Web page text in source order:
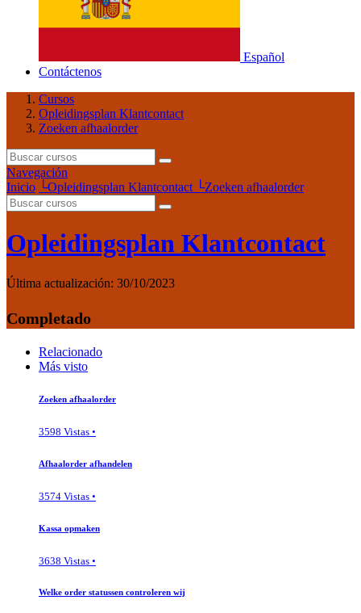
Español
Contáctenos
Cursos
Opleidingsplan Klantcontact
Zoeken afhaalorder
Navegación
Inicio └Opleidingsplan Klantcontact └Zoeken afhaalorder
Opleidingsplan Klantcontact
Última actualización: 30/10/2023
Completado
Relacionado
Más visto
Zoeken afhaalorder
3598 Vistas •
Afhaalorder afhandelen
3574 Vistas •
Kassa opmaken
3638 Vistas •
Welke order statussen controleren wij